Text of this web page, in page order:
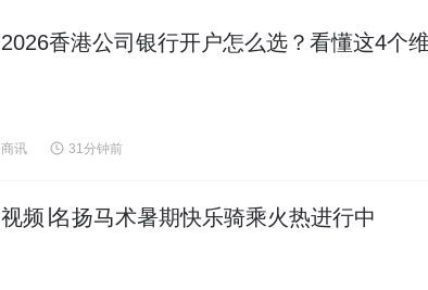
2026香港公司银行开户怎么选？看懂这4个
商讯 31分钟前
视频∣名扬马术暑期快乐骑乘火热进行中